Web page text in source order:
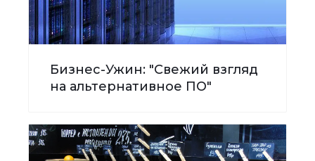
Бизнес-Ужин: "Свежий взгляд
на альтернативное ПО"